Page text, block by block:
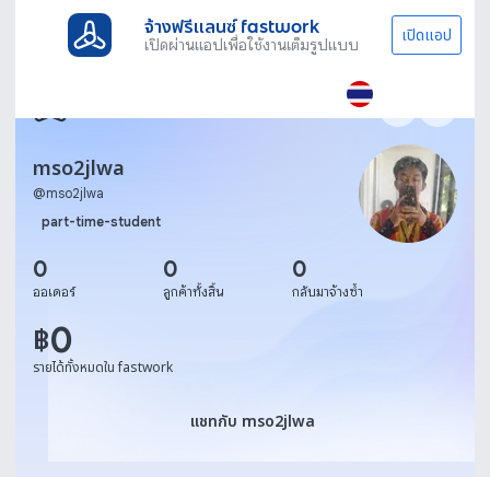
จ้างฟรีแลนซ์ fastwork
เปิดผ่านแอปเพื่อใช้งานเต็มรูปแบบ เปิดแอป
mso2jlwa
@mso2jlwa
part-time-student
0
ออเดอร์
0
ลูกค้าทั้งสิ้น
0
กลับมาจ้างซ้ำ
฿0
รายได้ทั้งหมดใน fastwork
แชทกับ mso2jlwa
แชทกับ mso2jlwa